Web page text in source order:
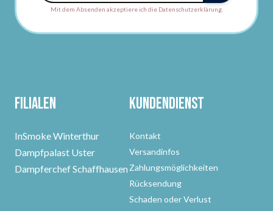
Mit dem Absenden akzeptiere ich die Datenschutzerklärung.
Filialen
InSmoke Winterthur
Dampfpalast Uster
Dampferchef Schaffhausen
Kundendienst
Kontakt
Versandinfos
Zahlungsmöglichkeiten
Rücksendung
Schaden oder Verlust